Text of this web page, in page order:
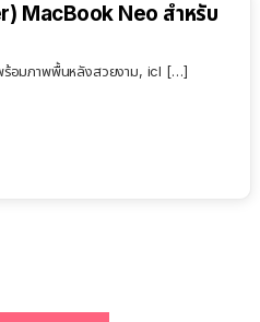
MacBook Neo สำหรับ
อมภาพพื้นหลังสวยงาม, icl […]